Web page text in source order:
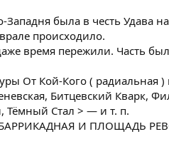
была в честь Удава
происходило.
время пережили. Часть
От Кой-Кого ( радиальная )
Битцевский
Тёмный Стал > — и т. п.
БАРРИКАДНАЯ И ПЛОЩАДЬ